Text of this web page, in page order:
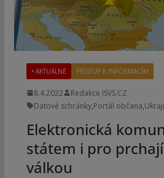
• AKTUÁLNĚ PŘÍSTUP K INFORMACÍM
8.4.2022
Redakce ISVS.CZ
Datové schránky,Portál občana,
Elektronická
státem i pro
válkou